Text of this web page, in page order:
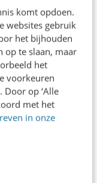
komt opdoen.
websites gebruik
het bijhouden
op te slaan, maar
het
voorkeuren
Door op ‘Alle
met het
in onze
36 uur)